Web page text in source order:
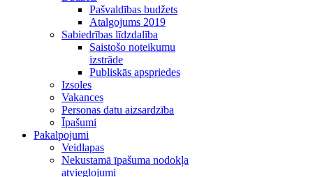
Pašvaldības budžets
Atalgojums 2019
Sabiedrības līdzdalība
Saistošo noteikumu
izstrāde
Publiskās apspriedes
Izsoles
Vakances
Personas datu aizsardzība
Īpašumi
Pakalpojumi
Veidlapas
Nekustamā īpašuma nodokļa
atvieglojumi